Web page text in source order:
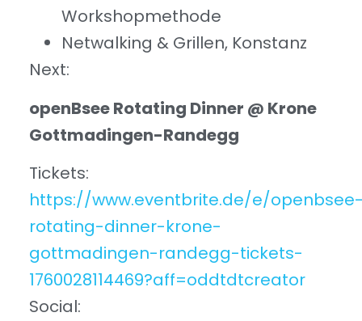
Workshopmethode
Netwalking & Grillen, Konstanz
Next:
openBsee Rotating Dinner @ Krone
Gottmadingen-Randegg
Tickets:
https://www.eventbrite.de/e/
rotating-dinner-krone-
gottmadingen-randegg-tickets-
1760028114469?aff=oddtdtcreator
Social: